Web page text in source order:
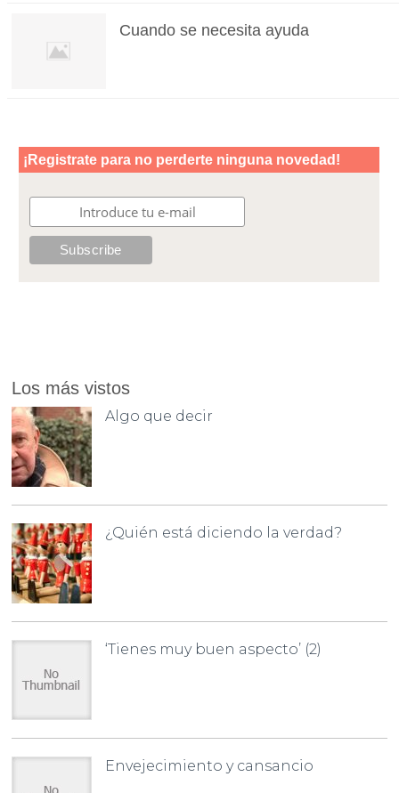
Cuando se necesita ayuda
Los más vistos
Algo que decir
¿Quién está diciendo la verdad?
‘Tienes muy buen aspecto’ (2)
Envejecimiento y cansancio